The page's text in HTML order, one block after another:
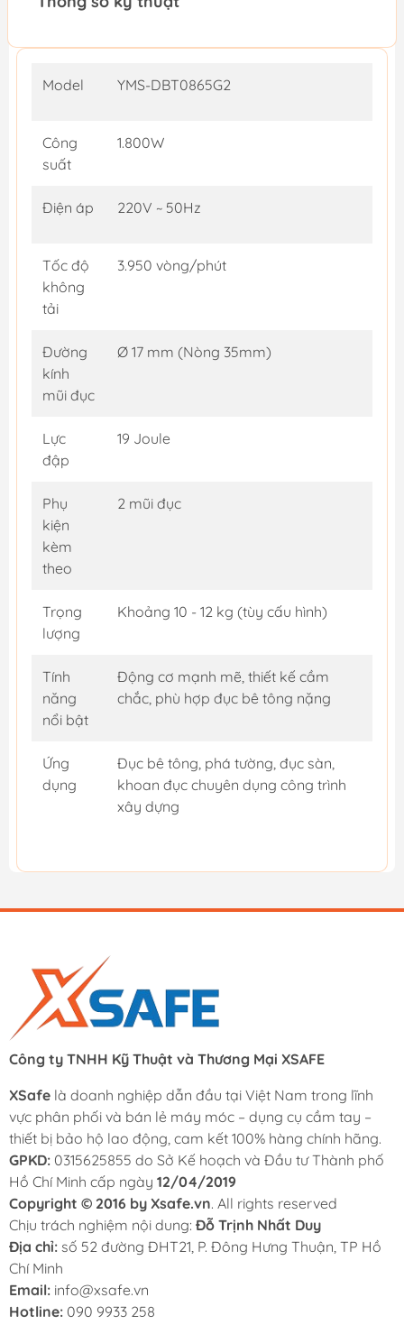
Model YMS-DBT0865G2
Công
suất
1.800W
Điện áp 220V ~ 50Hz
Tốc độ
không
tải
3.950 vòng/phút
Đường
kính
mũi đục
Ø 17 mm (Nòng 35mm)
Lực
đập
19 Joule
Phụ
kiện
kèm
theo
2 mũi đục
Trọng
lượng
Khoảng 10 - 12 kg (tùy cấu hình)
Tính
năng
nổi bật
Động cơ mạnh mẽ, thiết kế cầm
chắc, phù hợp đục bê tông nặng
Ứng
dụng
Đục bê tông, phá tường, đục sàn,
khoan đục chuyên dụng công trình
xây dựng
Công ty TNHH Kỹ Thuật và Thương Mại XSAFE
XSafe là doanh nghiệp dẫn đầu tại Việt Nam trong lĩnh
vực phân phối và bán lẻ máy móc – dụng cụ cầm tay –
thiết bị bảo hộ lao động, cam kết 100% hàng chính hãng.
GPKD: 0315625855 do Sở Kế hoạch và Đầu tư Thành phố
Hồ Chí Minh cấp ngày 12/04/2019
Copyright © 2016 by Xsafe.vn. All rights reserved
Chịu trách nghiệm nội dung: Đỗ Trịnh Nhất Duy
Địa chỉ: số 52 đường ĐHT21, P. Đông Hưng Thuận, TP Hồ
Chí Minh
Email: info@xsafe.vn
Hotline: 090 9933 258